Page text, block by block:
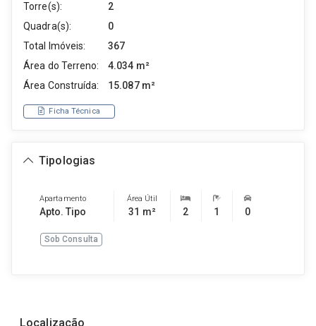
Torre(s):
2
Quadra(s):
0
Total Imóveis:
367
Área do Terreno:
4.034 m²
Área Construída:
15.087 m²
Ficha Técnica
Tipologias
Apartamento
Apto. Tipo
Área Útil
31 m² 2 1 0
Sob Consulta
Localização